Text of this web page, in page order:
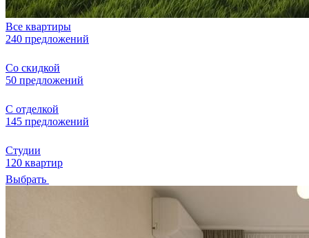
Все квартиры
240 предложений
Со скидкой
50 предложений
С отделкой
145 предложений
Студии
120 квартир
Выбрать